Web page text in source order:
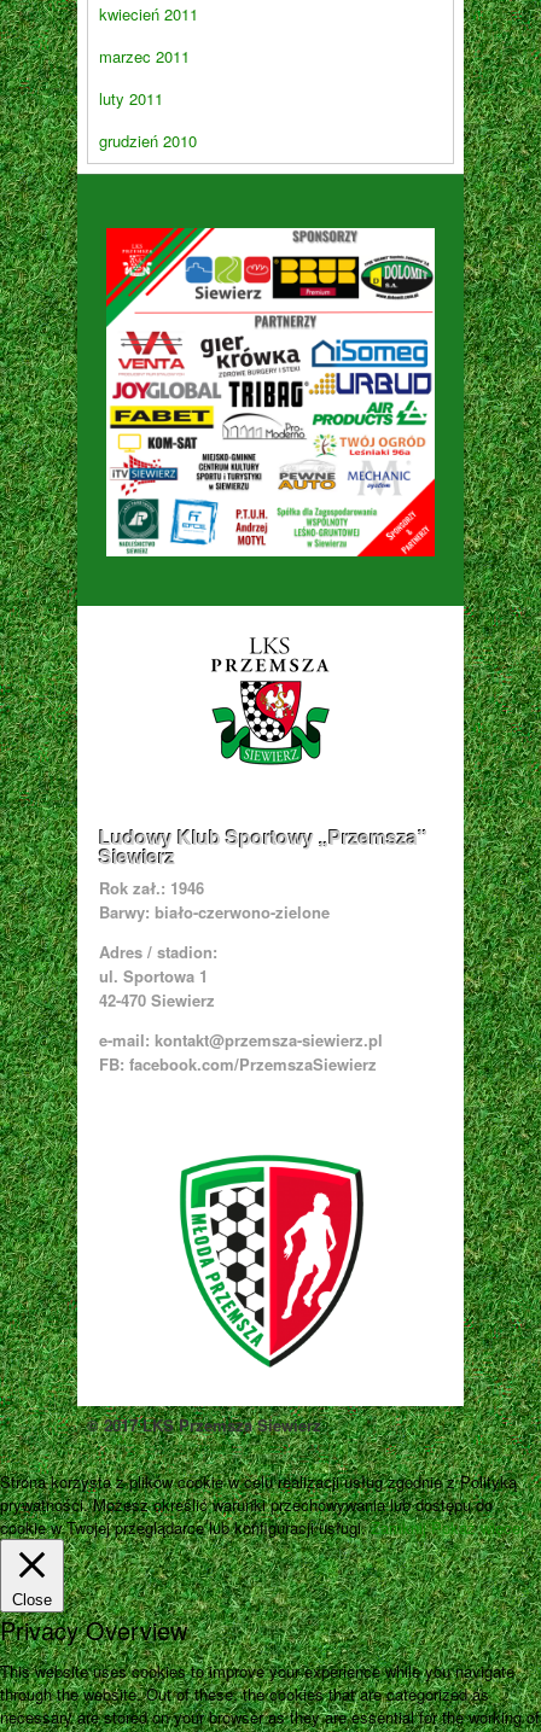
kwiecień 2011
marzec 2011
luty 2011
grudzień 2010
Ludowy Klub Sportowy „Przemsza”
Siewierz
Rok zał.: 1946
Barwy: biało-czerwono-zielone
Adres / stadion:
ul. Sportowa 1
42-470 Siewierz
e-mail: kontakt@przemsza-siewierz.pl
FB: facebook.com/PrzemszaSiewierz
© 2017 LKS Przemsza Siewierz
Strona korzysta z plików cookie w celu realizacji usług zgodnie z Polityką
prywatności. Możesz określić warunki przechowywania lub dostępu do
cookie w Twojej przeglądarce lub konfiguracji usługi.Zamknij Pokaż więcej
Close
Privacy Overview
This website uses cookies to improve your experience while you navigate
through the website. Out of these, the cookies that are categorized as
necessary are stored on your browser as they are essential for the working of